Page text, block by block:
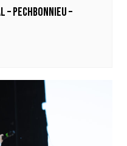
– Pechbonnieu –